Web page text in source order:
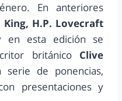
En anteriores
King, H.P. Lovecraft
en esta edición se
británicoClive
de ponencias,
presentaciones y